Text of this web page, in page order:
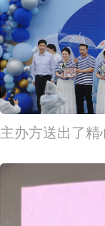
主办方送出了精